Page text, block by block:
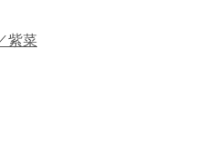
紫菜